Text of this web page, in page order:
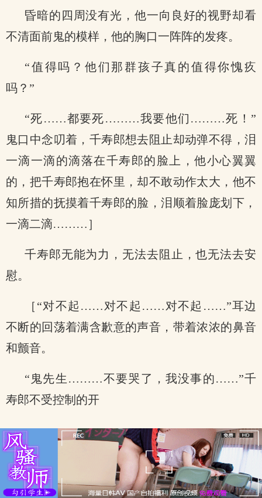
昏暗的四周没有光，他一向良好的视野却看
不清面前鬼的模样，他的胸口一阵阵的发疼。
“值得吗？他们那群孩子真的值得你愧疚
吗？”
“死……都要死………我要他们………死！”
鬼口中念叨着，千寿郎想去阻止却动弹不得，泪
一滴一滴的滴落在千寿郎的脸上，他小心翼翼
的，把千寿郎抱在怀里，却不敢动作太大，他不
知所措的抚摸着千寿郎的脸，泪顺着脸庞划下，
一滴二滴………］
千寿郎无能为力，无法去阻止，也无法去安
慰。
［“对不起……对不起……对不起……”耳边
不断的回荡着满含歉意的声音，带着浓浓的鼻音
和颤音。
“鬼先生………不要哭了，我没事的……”千
寿郎不受控制的开